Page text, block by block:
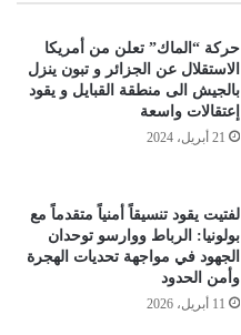
حركة “الماك” تعلن من أمريكا
الاستقلال عن الجزائر و تبون ينزل
بالجيش الى منطقة القبايل و يقود
إعتقالات واسعة
21 أبريل، 2024
لفتيت يقود تنسيقاً أمنياً متقدماً مع
بولونيا: الرباط ووارسو توحدان
الجهود في مواجهة تحديات الهجرة
وأمن الحدود
11 أبريل، 2026